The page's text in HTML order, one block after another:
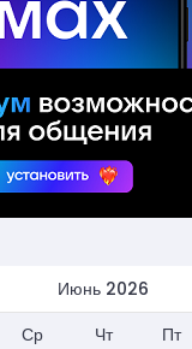
Июнь 2026
Ср Чт Пт